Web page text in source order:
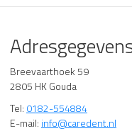
Breevaarthoek 59
2805 HK Gouda
Tel: 0182-554884
E-mail: info@caredent.nl